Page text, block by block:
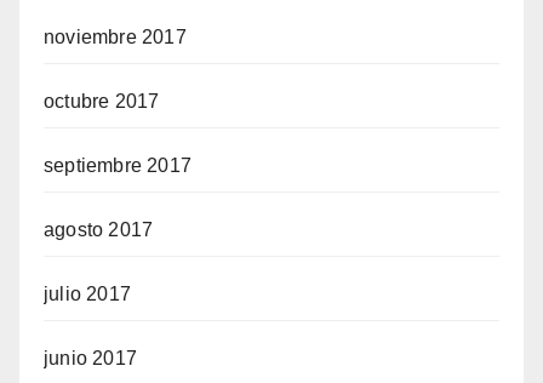
noviembre 2017
octubre 2017
septiembre 2017
agosto 2017
julio 2017
junio 2017